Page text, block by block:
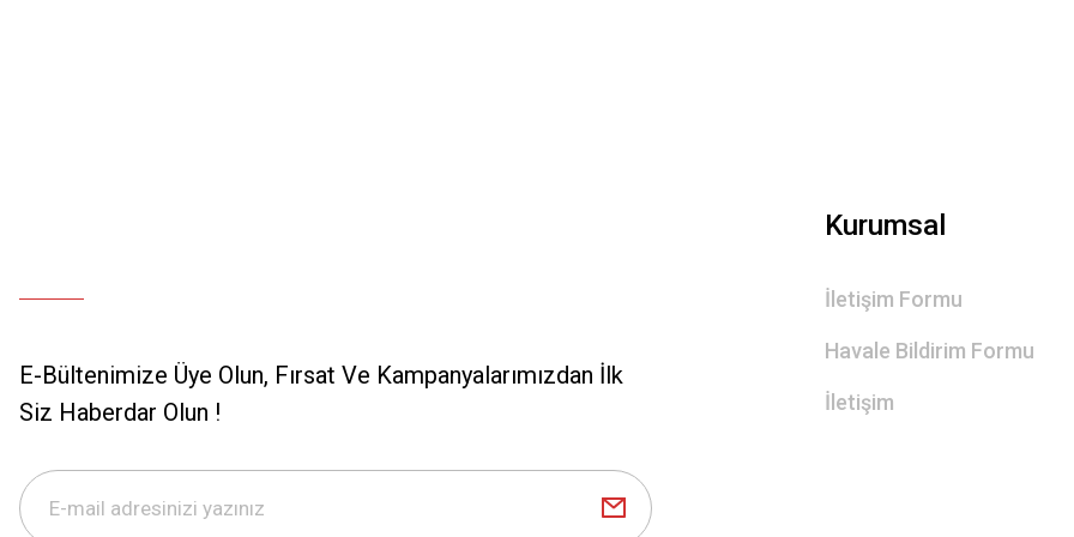
E-Bültenimize Üye Olun, Fırsat Ve Kampanyalarımızdan İlk
Siz Haberdar Olun !
Kurumsal
İletişim Formu
Havale Bildirim Formu
İletişim